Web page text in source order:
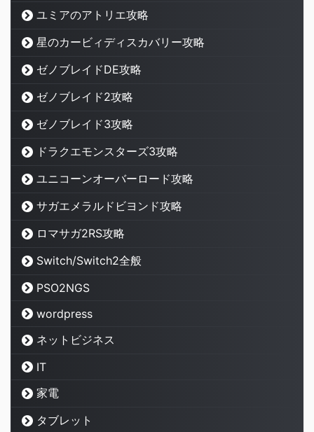
ユミアのアトリエ攻略
星のカービィディスカバリー攻略
ゼノブレイドDE攻略
ゼノブレイド2攻略
ゼノブレイド3攻略
ドラクエモンスターズ3攻略
ユニコーンオーバーロード攻略
サガエメラルドビヨンド攻略
ロマサガ2RS攻略
Switch/Switch2全般
PSO2NGS
wordpress
ネットビジネス
IT
家電
タブレット